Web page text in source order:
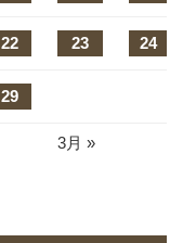
22 23 24
29
3月 »